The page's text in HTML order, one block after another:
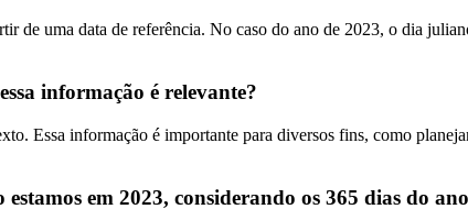
de uma data de referência. No caso do ano de 2023, o dia
informação é relevante?
Essa informação é importante para diversos fins, como
em 2023, considerando os 365 dias do